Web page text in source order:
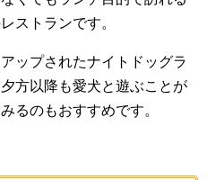
ストランです。
ップされたナイトドッグラ
方以降も愛犬と遊ぶことが
るのもおすすめです。